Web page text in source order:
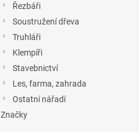
Řezbáři
Soustružení dřeva
Truhláři
Klempíři
Stavebnictví
Les, farma, zahrada
Ostatní nářadí
Značky